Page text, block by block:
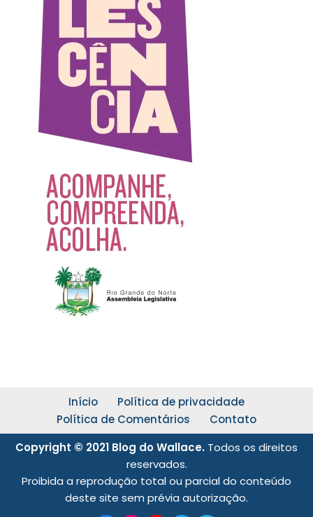
Início
Política de privacidade
Política de Comentários
Contato
Copyright © 2021 Blog do Wallace. Todos os direitos
reservados.
Proibida a reprodução total ou parcial do conteúdo
deste site sem prévia autorização.